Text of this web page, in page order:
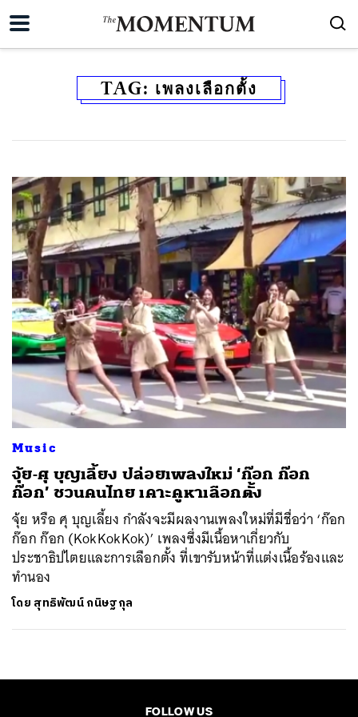
TAG: เพลงเลือกตั้ง
Music
จุ้ย-ศุ บุญเลี้ยง ปล่อยเพลงใหม่ ‘ก๊อก ก๊อก
ก๊อก’ ชวนคนไทย เคาะคูหาเลือกตั้ง
จุ้ย หรือ ศุ บุญเลี้ยง กำลังจะมีผลงานเพลงใหม่ที่มีชื่อว่า ‘ก๊อก
ก๊อก ก๊อก (KokKokKok)’ เพลงซึ่งมีเนื้อหาเกี่ยวกับ
ประชาธิปไตยและการเลือกตั้ง ที่เขารับหน้าที่แต่งเนื้อร้องและ
ทำนอง
โดย สุทธิพัฒน์ กนิษฐกุล
FOLLOW US
SHARE TWEET LINE